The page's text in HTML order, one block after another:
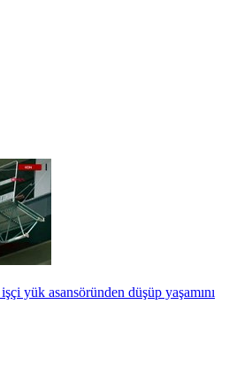
yük asansöründen düşüp yaşamını